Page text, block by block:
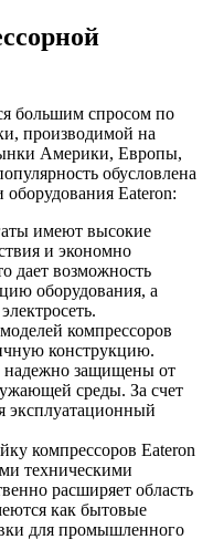
большим спросом по
производимой на
Америки, Европы,
обусловлена
Eateron:
имеют высокие
и экономно
дает возможность
оборудования, а
компрессоров
конструкцию.
надежно защищены от
среды. За счет
эксплуатационный
компрессоров Eateron
техническими
расширяет область
как бытовые
для промышленного